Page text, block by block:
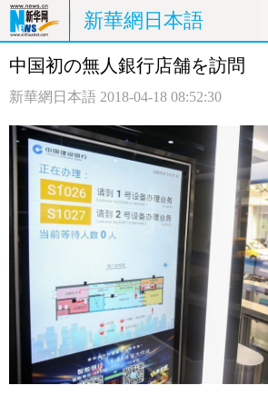
新華網日本語
ホームページ 政治
観光 評論
中日対訳
中国初の無人銀行店舗を訪問
新華網日本語 2018-04-18 08:52:30